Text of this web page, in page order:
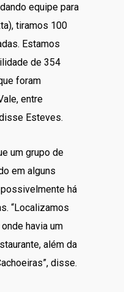
equipe para
tiramos 100
Estamos
de 354
foram
entre
Esteves.
um grupo de
em alguns
há
“Localizamos
havia um
além da
disse.